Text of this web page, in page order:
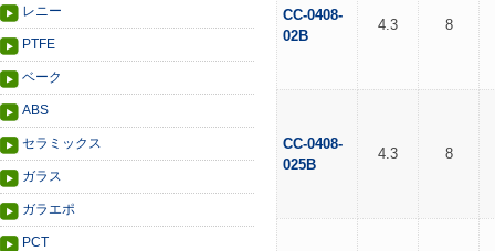
レニー
PTFE
ベーク
ABS
セラミックス
ガラス
ガラエポ
PCT
CC-0408-
02B
4.3 8
CC-0408-
025B
4.3 8